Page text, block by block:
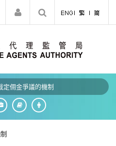
定佣金爭議的機制